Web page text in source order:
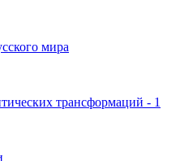
мира
трансформаций - 1